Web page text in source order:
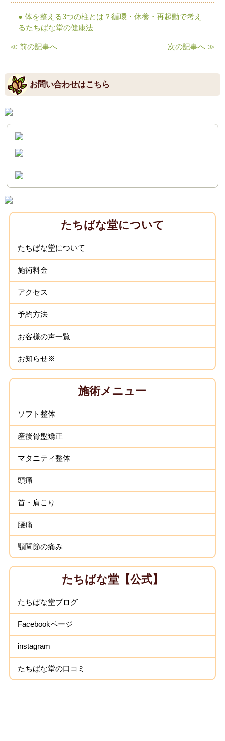
● 体を整える3つの柱とは？循環・休養・再起動で考え
るたちばな堂の健康法
≪ 前の記事へ 次の記事へ ≫
お問い合わせはこちら
たちばな堂について
たちばな堂について
施術料金
アクセス
予約方法
お客様の声一覧
お知らせ※
施術メニュー
ソフト整体
産後骨盤矯正
マタニティ整体
頭痛
首・肩こり
腰痛
顎関節の痛み
たちばな堂【公式】
たちばな堂ブログ
Facebookページ
instagram
たちばな堂の口コミ